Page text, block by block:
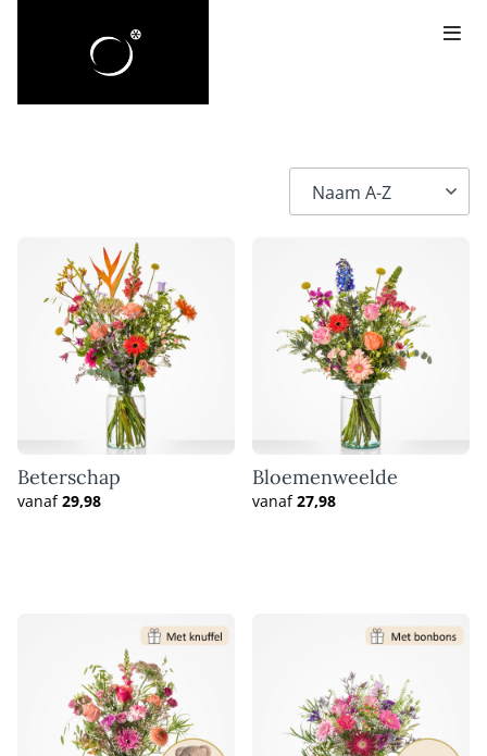
Beterschap
vanaf29,98
Bloemenweelde
vanaf27,98